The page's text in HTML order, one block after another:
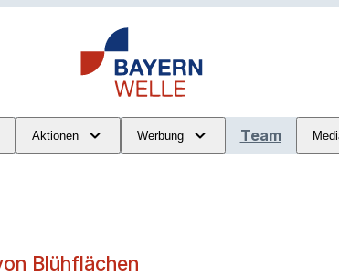
Aktionen Werbung Team
Blühflächen